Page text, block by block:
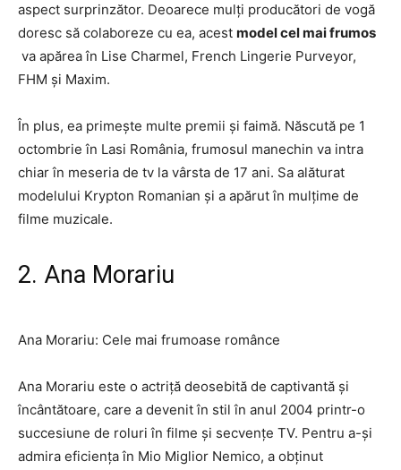
aspect surprinzător. Deoarece mulți producători de vogă
doresc să colaboreze cu ea, acest model cel mai frumos
va apărea în Lise Charmel, French Lingerie Purveyor,
FHM și Maxim.
În plus, ea primește multe premii și faimă. Născută pe 1
octombrie în Lasi România, frumosul manechin va intra
chiar în meseria de tv la vârsta de 17 ani. Sa alăturat
modelului Krypton Romanian și a apărut în mulțime de
filme muzicale.
2. Ana Morariu
Ana Morariu: Cele mai frumoase românce
Ana Morariu este o actriță deosebită de captivantă și
încântătoare, care a devenit în stil în anul 2004 printr-o
succesiune de roluri în filme și secvențe TV. Pentru a-și
admira eficiența în Mio Miglior Nemico, a obținut